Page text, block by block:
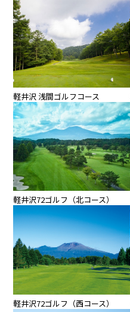
軽井沢 浅間ゴルフコース
軽井沢72ゴルフ（北コース）
軽井沢72ゴルフ（西コース）